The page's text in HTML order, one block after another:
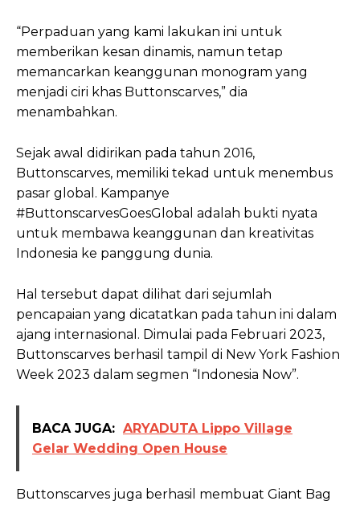
“Perpaduan yang kami lakukan ini untuk
memberikan kesan dinamis, namun tetap
memancarkan keanggunan monogram yang
menjadi ciri khas Buttonscarves,” dia
menambahkan.
Sejak awal didirikan pada tahun 2016,
Buttonscarves, memiliki tekad untuk menembus
pasar global. Kampanye
#ButtonscarvesGoesGlobal adalah bukti nyata
untuk membawa keanggunan dan kreativitas
Indonesia ke panggung dunia.
Hal tersebut dapat dilihat dari sejumlah
pencapaian yang dicatatkan pada tahun ini dalam
ajang internasional. Dimulai pada Februari 2023,
Buttonscarves berhasil tampil di New York Fashion
Week 2023 dalam segmen “Indonesia Now”.
BACA JUGA: ARYADUTA Lippo Village
Gelar Wedding Open House
Buttonscarves juga berhasil membuat Giant Bag